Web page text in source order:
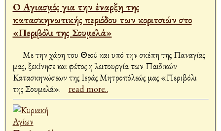
Ο Αγιασμός για την έναρξη της
κατασκηνωτικής περιόδου των κοριτσιών στο
«Περιβόλι της Σουμελά»
Με την χάρη του Θεού και υπό την σκέπη της Παναγίας
μας, ξεκίνησε και φέτος η λειτουργία των Παιδικών
Κατασκηνώσεων της Ιεράς Μητροπόλεώς μας «Περιβόλι
read more..